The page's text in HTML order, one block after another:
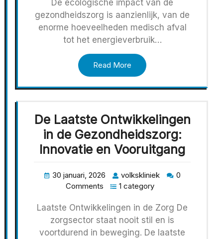
De ecologische impact van de
gezondheidszorg is aanzienlijk, van de
enorme hoeveelheden medisch afval
tot het energieverbruik…
Read More
De Laatste Ontwikkelingen
in de Gezondheidszorg:
Innovatie en Vooruitgang
30 januari, 2026 volkskliniek
0
Comments
1 category
Laatste Ontwikkelingen in de Zorg De
zorgsector staat nooit stil en is
voortdurend in beweging. De laatste